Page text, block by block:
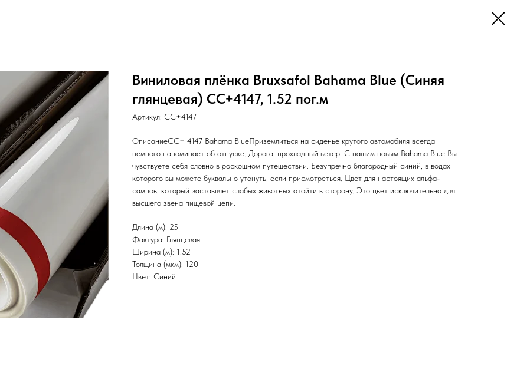
Виниловая плёнка Bruxsafol Bahama Blue (Синяя
глянцевая) CC+4147, 1.52 пог.м
Артикул: CC+4147
ОписаниеCC+ 4147 Bahama BlueПриземлиться на сиденье крутого автомобиля всегда
немного напоминает об отпуске. Дорога, прохладный ветер. С нашим новым Bahama Blue Вы
чувствуете себя словно в роскошном путешествии. Безупречно благородный синий, в водах
которого вы можете буквально утонуть, если присмотреться. Цвет для настоящих альфа-
самцов, который заставляет слабых животных отойти в сторону. Это цвет исключительно для
высшего звена пищевой цепи.
Длина (м): 25
Фактура: Глянцевая
Ширина (м): 1.52
Толщина (мкм): 120
Цвет: Синий